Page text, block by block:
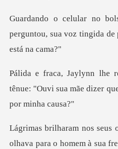
perguntou, sua voz tingida d
tênue: "Ouvi sua mãe dizer
olhava para o homem à sua fre